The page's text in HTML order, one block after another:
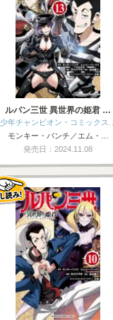
ルパン三世 異世界の姫君 …
少年チャンピオン・コミックス…
モンキー・パンチ／エム・…
発売日：2024.11.08